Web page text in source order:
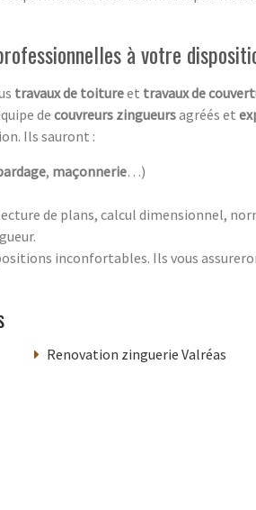
à votre
travaux de toitureet travaux de
de couvreurs zingueursagréés et
Ils sauront :
, maçonnerie…)
de plans, calcul dimensionnel,
inconfortables. Ils vous
Renovation zinguerie Valréas